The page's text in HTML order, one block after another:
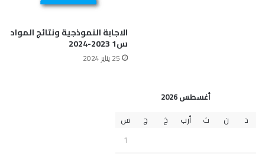
الاجابة النموذجية ونتائج المواد
س1 2023-2024
25 يناير 2024
أغسطس 2026
د
ن ث أرب خ ج
س
1